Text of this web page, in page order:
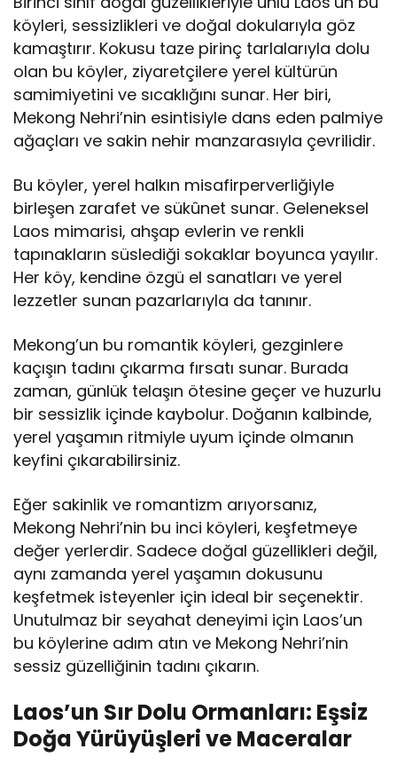
köyleri, sessizlikleri ve doğal dokularıyla göz
kamaştırır. Kokusu taze pirinç tarlalarıyla dolu
olan bu köyler, ziyaretçilere yerel kültürün
samimiyetini ve sıcaklığını sunar. Her biri,
Mekong Nehri’nin esintisiyle dans eden palmiye
ağaçları ve sakin nehir manzarasıyla çevrilidir.
Bu köyler, yerel halkın misafirperverliğiyle
birleşen zarafet ve sükûnet sunar. Geleneksel
Laos mimarisi, ahşap evlerin ve renkli
tapınakların süslediği sokaklar boyunca yayılır.
Her köy, kendine özgü el sanatları ve yerel
lezzetler sunan pazarlarıyla da tanınır.
Mekong’un bu romantik köyleri, gezginlere
kaçışın tadını çıkarma fırsatı sunar. Burada
zaman, günlük telaşın ötesine geçer ve huzurlu
bir sessizlik içinde kaybolur. Doğanın kalbinde,
yerel yaşamın ritmiyle uyum içinde olmanın
keyfini çıkarabilirsiniz.
Eğer sakinlik ve romantizm arıyorsanız,
Mekong Nehri’nin bu inci köyleri, keşfetmeye
değer yerlerdir. Sadece doğal güzellikleri değil,
aynı zamanda yerel yaşamın dokusunu
keşfetmek isteyenler için ideal bir seçenektir.
Unutulmaz bir seyahat deneyimi için Laos’un
bu köylerine adım atın ve Mekong Nehri’nin
sessiz güzelliğinin tadını çıkarın.
Laos’un Sır Dolu Ormanları: Eşsiz
Doğa Yürüyüşleri ve Maceralar